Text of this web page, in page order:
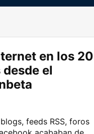
en los 20
el
feeds RSS, foros